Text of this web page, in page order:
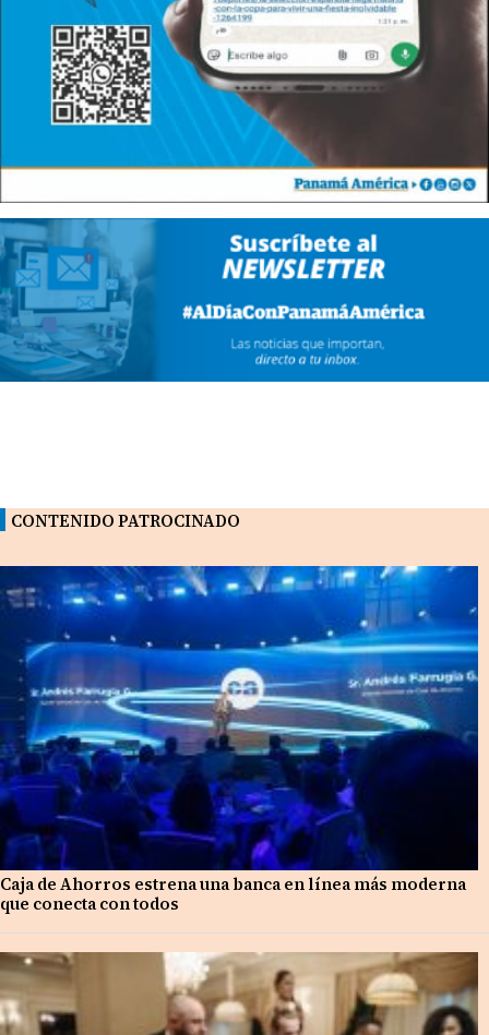
CONTENIDO PATROCINADO
Caja de Ahorros estrena una banca en línea más moderna
que conecta con todos